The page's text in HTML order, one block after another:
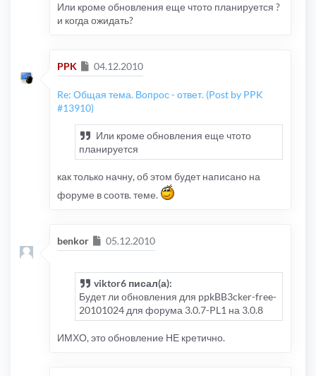
Или кроме обновления еще чтото планируется ?
и когда ожидать?
PPK Сообщение
04.12.2010
Re: Общая тема. Вопрос - ответ. (Post by PPK
#13910)
Или кроме обновления еще чтото
планируется
как только начну, об этом будет написано на
форуме в соотв. теме.
benkor Сообщение
05.12.2010
viktor6 писал(а):
Будет ли обновления для ppkBB3cker-free-
20101024 для форума 3.0.7-PL1 на 3.0.8
ИМХО, это обновление НЕ кретично.